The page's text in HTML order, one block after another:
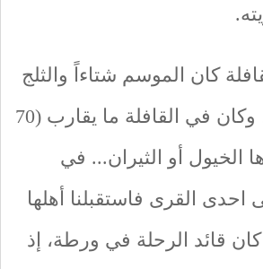
كان الموسم شتاءاً والثلج
يغطي كل مكان، وكان في القافلة ما يقارب (70
الخيول أو الثيران... في
احدى القرى فاستقبلنا أهلها
قائد الرحلة في ورطة، إذ